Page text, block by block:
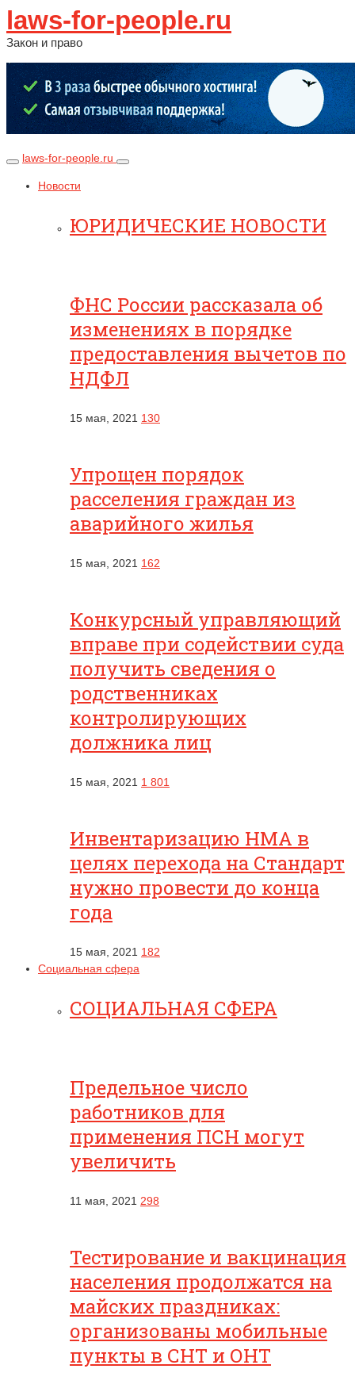
laws-for-people.ru
Закон и право
laws-for-people.ru
Новости
ЮРИДИЧЕСКИЕ НОВОСТИ
ФНС России рассказала об
изменениях в порядке
предоставления вычетов по
НДФЛ
15 мая, 2021 130
Упрощен порядок
расселения граждан из
аварийного жилья
15 мая, 2021 162
Конкурсный управляющий
вправе при содействии суда
получить сведения о
родственниках
контролирующих
должника лиц
15 мая, 2021 1 801
Инвентаризацию НМА в
целях перехода на Стандарт
нужно провести до конца
года
15 мая, 2021 182
Социальная сфера
СОЦИАЛЬНАЯ СФЕРА
Предельное число
работников для
применения ПСН могут
увеличить
11 мая, 2021 298
Тестирование и вакцинация
населения продолжатся на
майских праздниках:
организованы мобильные
пункты в СНТ и ОНТ